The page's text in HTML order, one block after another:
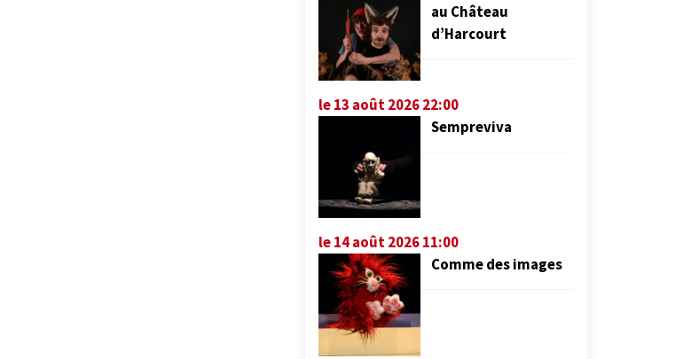
au Château
d’Harcourt
le 13 août 2026 22:00
Sempreviva
le 14 août 2026 11:00
Comme des images